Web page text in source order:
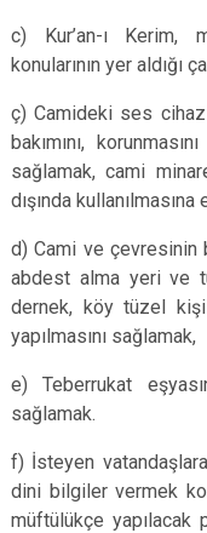
c) Kur’an-ı Kerim,
konularının yer aldığı
ç) Camideki ses
bakımını,
sağlamak, cami
dışında
d) Cami ve çevresinin
abdest alma yeri ve
dernek, köy tüzel
yapılmasını sağlamak,
e) Teberrukat
sağlamak.
f) İsteyen
dini bilgiler vermek
müftülükçe yapılacak